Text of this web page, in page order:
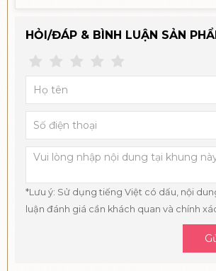
HỎI/ĐÁP & BÌNH LUẬN SẢN
*Lưu ý: Sử dụng tiếng Việt có dấu, nội
luận đánh giá cần khách quan và chính